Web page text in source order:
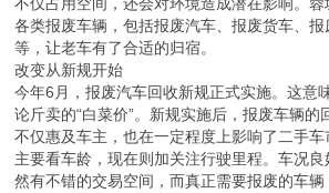
不仅占用空间，还会对环境造成潜在影响。
各类报废车辆，包括报废汽车、报废货车、
等，让老车有了合适的归宿。
改变从新规开始
今年6月，报废汽车回收新规正式实施。这意
论斤卖的“白菜价”。新规实施后，报废车辆的
不仅惠及车主，也在一定程度上影响了二手
主要看车龄，现在则加关注行驶里程。车况
然有不错的交易空间，而真正需要报废的车